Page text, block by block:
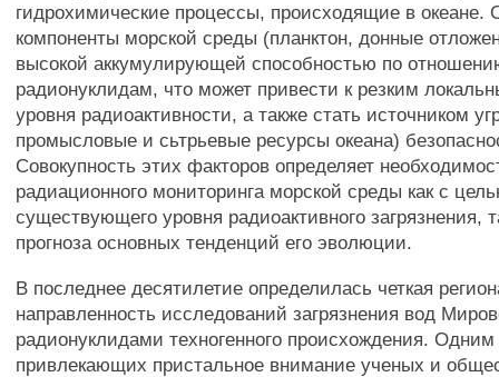
гидрохимические процессы, происходящие в океане.
компоненты морской среды (планктон, донные
высокой аккумулирующей способностью по
радионуклидам, что может привести к резким
уровня радиоактивности, а также стать источником
промысловые и сьтрьевые ресурсы океана)
Совокупность этих факторов определяет
радиационного мониторинга морской среды как с
существующего уровня радиоактивного загрязнения,
прогноза основных тенденций его эволюции.
В последнее десятилетие определилась четкая
направленность исследований загрязнения вод
радионуклидами техногенного происхождения. Одним
привлекающих пристальное внимание ученых и